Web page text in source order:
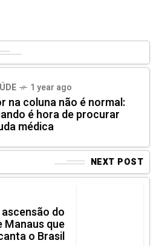
1 year ago
na coluna não é normal:
é hora de procurar
médica
NEXT POST
do
que
o Brasil